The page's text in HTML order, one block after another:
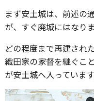
まず安土城は、前述の
が、すぐ廃城にはなり
どの程度まで再建され
織田家の家督を継ぐこ
が安土城へ入っています